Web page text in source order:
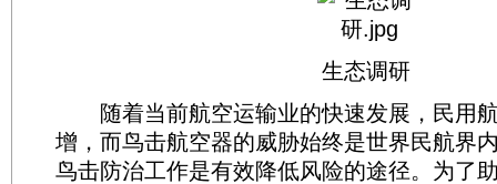
生态调研
随着当前航空运输业的快速发展，民用
增，而鸟击航空器的威胁始终是世界民航界
鸟击防治工作是有效降低风险的途径。为了